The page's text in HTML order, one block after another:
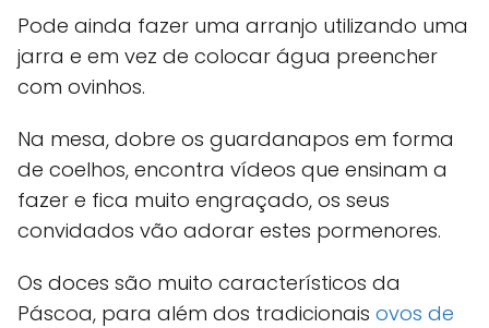
Pode ainda fazer uma arranjo utilizando uma
jarra e em vez de colocar água preencher
com ovinhos.
Na mesa, dobre os guardanapos em forma
de coelhos, encontra vídeos que ensinam a
fazer e fica muito engraçado, os seus
convidados vão adorar estes pormenores.
Os doces são muito característicos da
Páscoa, para além dos tradicionais ovos de